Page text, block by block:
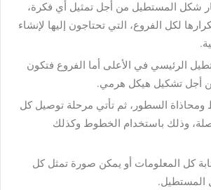
شكل المستطيل من أجل تمثيل أي فكرة،
لكل الفروع، التي تحتاجون إليها لإنشاء
الرئيسي في الأعلى أما الفروع فتكون
أجل تشكيل هيكل هرمي.
ومحاذاة السطور، ثم تأتي مرحلة توصيل كل
وذلك باستخدام الخطوط وكذلك
كل المعلومات أو يمكن صورة تمثل كل
المستطيل.